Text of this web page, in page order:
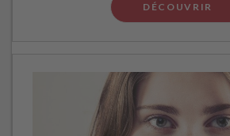
DÉCOUVRIR